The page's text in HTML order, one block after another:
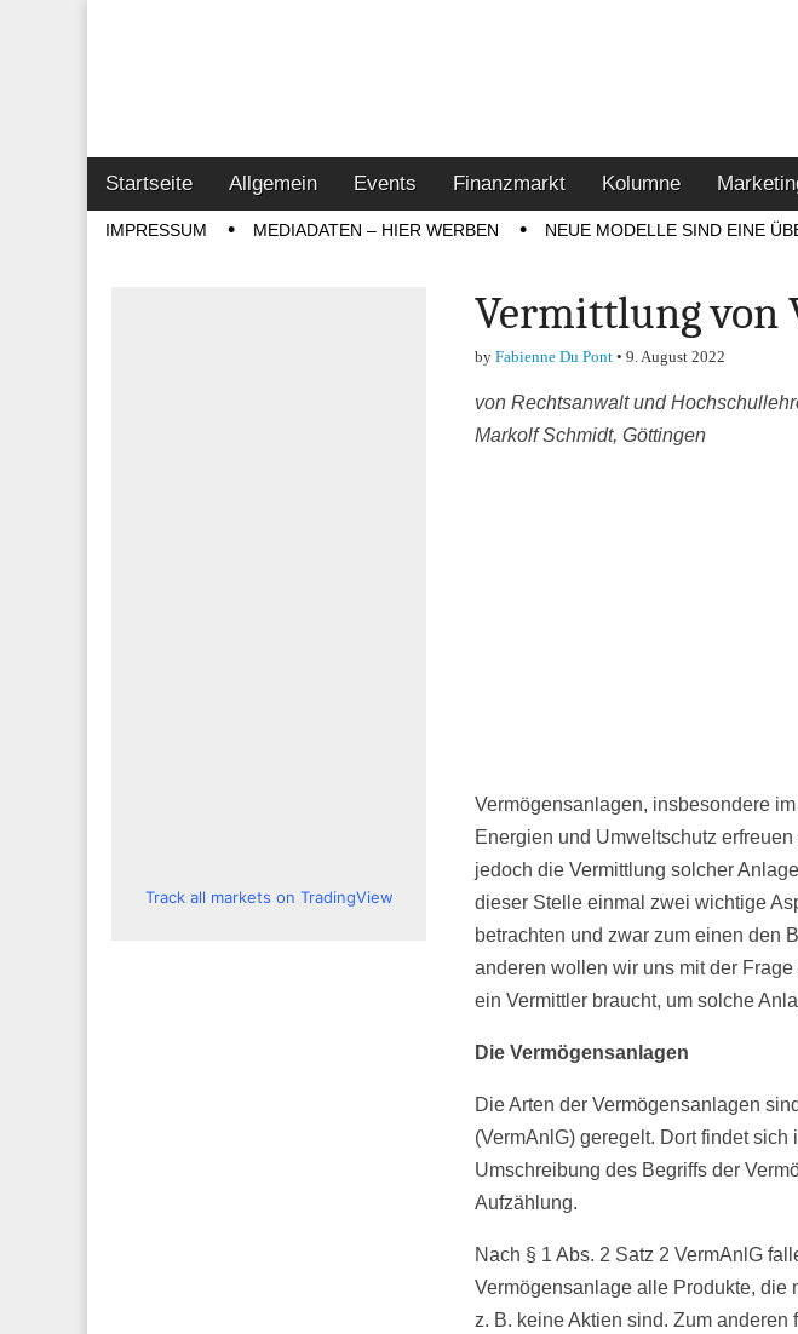
Main
menu
Skip
to
content
Startseite Allgemein Events Finanzmarkt Kolumne
SubIMPRESSUM MEDIADATEN – HIER WERBEN NEUE MODELLE SIND EINE
Vermittlung von
by Fabienne Du Pont • 9. August 2022
von Rechtsanwalt und
Markolf Schmidt, Göttingen
Vermögensanlagen, insbesondere
Energien und Umweltschutz
jedoch die Vermittlung solcher
dieser Stelle einmal zwei wichtige
betrachten und zwar zum einen den
anderen wollen wir uns mit der
ein Vermittler braucht, um solche
Die Vermögensanlagen
Die Arten der Vermögensanlagen
(VermAnlG) geregelt. Dort findet
Umschreibung des Begriffs der
Aufzählung.
Nach § 1 Abs. 2 Satz 2 VermAnlG
Vermögensanlage alle Produkte, die
z. B. keine Aktien sind. Zum anderen
Track all markets on TradingView